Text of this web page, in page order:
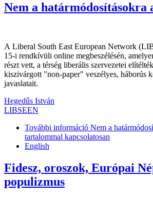
Nem a határmódosításokra
A Liberal South East European Network
15-i rendkívüli online megbeszélésén,
részt vett, a térség liberális szervezetei
kiszivárgott "non-paper" veszélyes, háborús
javaslatait.
Hegedűs István
LIBSEEN
További információ Nem a
tartalommal kapcsolatosan
English
Fidesz, oroszok, Európai
populizmus